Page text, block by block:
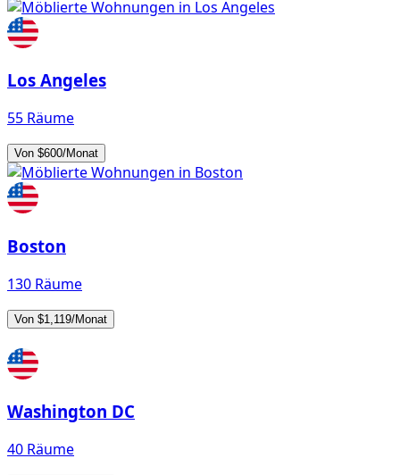
Los Angeles
55 Räume
Von $600/Monat
Boston
130 Räume
Von $1,119/Monat
Washington DC
40 Räume